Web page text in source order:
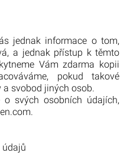
jednak informace o tom,
a jednak přístup k těmto
Vám zdarma kopii
pokud takové
svobod jiných osob.
o svých osobních údajích,
údajů